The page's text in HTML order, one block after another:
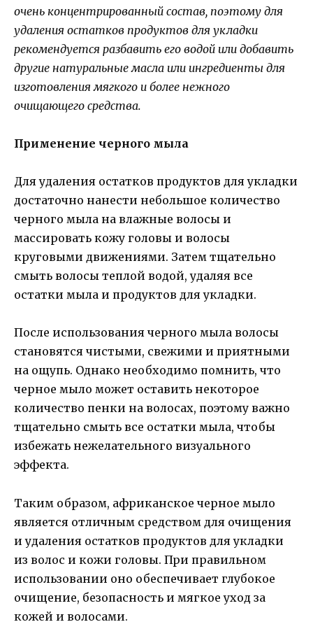
очень концентрированный состав, поэтому для
удаления остатков продуктов для укладки
рекомендуется разбавить его водой или добавить
другие натуральные масла или ингредиенты для
изготовления мягкого и более нежного
очищающего средства.
Применение черного мыла
Для удаления остатков продуктов для укладки
достаточно нанести небольшое количество
черного мыла на влажные волосы и
массировать кожу головы и волосы
круговыми движениями. Затем тщательно
смыть волосы теплой водой, удаляя все
остатки мыла и продуктов для укладки.
После использования черного мыла волосы
становятся чистыми, свежими и приятными
на ощупь. Однако необходимо помнить, что
черное мыло может оставить некоторое
количество пенки на волосах, поэтому важно
тщательно смыть все остатки мыла, чтобы
избежать нежелательного визуального
эффекта.
Таким образом, африканское черное мыло
является отличным средством для очищения
и удаления остатков продуктов для укладки
из волос и кожи головы. При правильном
использовании оно обеспечивает глубокое
очищение, безопасность и мягкое уход за
кожей и волосами.